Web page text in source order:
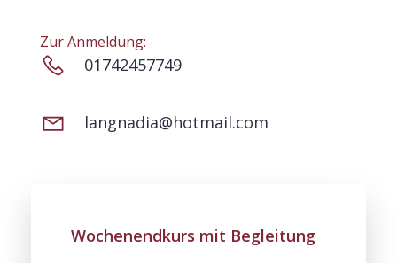
Zur Anmeldung:
01742457749
langnadia@hotmail.com
Wochenendkurs mit Begleitung